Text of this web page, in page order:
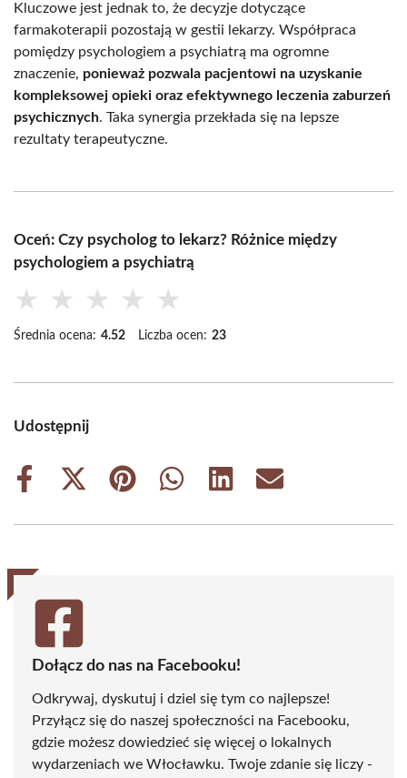
Kluczowe jest jednak to, że decyzje dotyczące
farmakoterapii pozostają w gestii lekarzy. Współpraca
pomiędzy psychologiem a psychiatrą ma ogromne
znaczenie, ponieważ pozwala pacjentowi na uzyskanie
kompleksowej opieki oraz efektywnego leczenia zaburzeń
psychicznych. Taka synergia przekłada się na lepsze
rezultaty terapeutyczne.
Oceń: Czy psycholog to lekarz? Różnice między
psychologiem a psychiatrą
★ ★ ★ ★ ★
Średnia ocena: 4.52 Liczba ocen: 23
Udostępnij
Share
Share
(Twitter)
Share
Share
Share
Share
Dołącz do nas na Facebooku!
Odkrywaj, dyskutuj i dziel się tym co najlepsze!
Przyłącz się do naszej społeczności na Facebooku,
gdzie możesz dowiedzieć się więcej o lokalnych
wydarzeniach we Włocławku. Twoje zdanie się liczy -